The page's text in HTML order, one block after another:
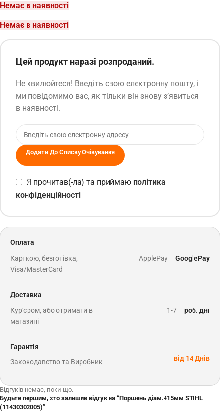
Немає в наявності
Немає в наявності
Цей продукт наразі розпроданий.
Не хвилюйтеся! Введіть свою електронну пошту, і
ми повідомимо вас, як тільки він знову з’явиться
в наявності.
Додати До Списку Очікування
Я прочитав(-ла) та приймаю політика
конфіденційності
Оплата
Карткою, безготівка,
Visa/MasterCard
ApplePay GooglePay
Доставка
Кур'єром, або отримати в
магазині
1-7 роб. дні
Гарантія
Законодавство та Виробник
від 14 Днів
Відгуків немає, поки що.
Будьте першим, хто залишив відгук на “Поршень діам.415мм STIHL
(11430302005)”